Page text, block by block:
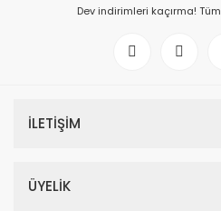
Dev indirimleri kaçırma!
İLETİŞİM
ÜYELİK